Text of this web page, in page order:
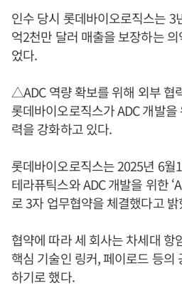
인수 당시 롯데바이오로직스는 3
억2천만 달러 매출을 보장하는
었다.
△ADC 역량 확보를 위해 외부 협
롯데바이오로직스가 ADC 개발
력을 강화하고 있다.
롯데바이오로직스는 2025년 6월
테라퓨틱스와 ADC 개발을 위한
로 3자 업무협약을 체결했다고 밝
협약에 따라 세 회사는 차세대 항
핵심 기술인 링커, 페이로드 등의
하기로 했다.